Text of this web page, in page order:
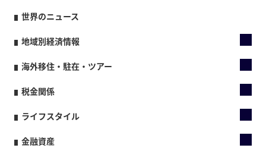
世界のニュース
地域別経済情報
海外移住・駐在・ツアー
税金関係
ライフスタイル
金融資産